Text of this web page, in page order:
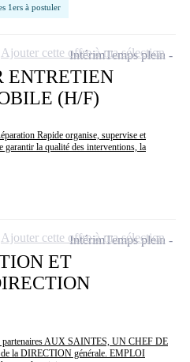
1ers à postuler
ENTRETIEN
(H/F)
Rapide organise, supervise et
garantir la qualité des interventions, la
IntérimTemps plein
Ajouter cette offre à ma sélection
ET
partenaires AUX SAINTES, UN CHEF DE
la DIRECTION générale. EMPLOI
IntérimTemps plein
Ajouter cette offre à ma sélection